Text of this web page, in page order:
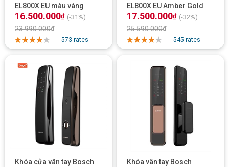
EL800X EU màu vàng
đồng
16.500.000₫ (-31%)
23.990.000₫
573 rates
EL800X EU Amber Gold
App wifi
17.500.000₫ (-32%)
25.590.000₫
545 rates
Khóa cửa vân tay Bosch
Khóa vân tay Bosch